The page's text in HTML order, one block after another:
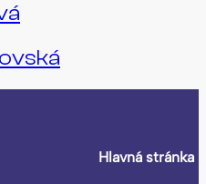
Hlavná stránka